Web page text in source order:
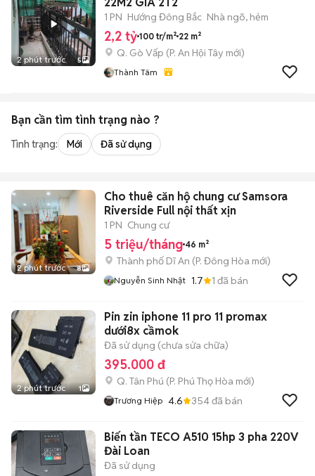
2 phút trước 5
1 PN Hướng Đông Bắc Nhà ngõ, hẻm
2,2 tỷ 100 tr/m² 22 m²
Q. Gò Vấp (P. An Hội Tây mới)
Thành Tâm
Bạn cần tìm tình trạng nào ?
Tình trạng: Mới Đã sử dụng
2 phút trước 8
Cho thuê căn hộ chung cư Samsora
Riverside Full nội thất xịn
1 PN Chung cư
5 triệu/tháng 46 m²
Thành phố Dĩ An (P. Đông Hòa mới)
Nguyễn Sinh Nhật 1.7 1 đã bán
2 phút trước 1
Pin zin iphone 11 pro 11 promax
dưới8x cầmok
Đã sử dụng (chưa sửa chữa)
395.000 đ
Q. Tân Phú (P. Phú Thọ Hòa mới)
Trương Hiệp 4.6 354đã bán
Biến tần TECO A510 15hp 3 pha 220V
Đài Loan
Đã sử dụng